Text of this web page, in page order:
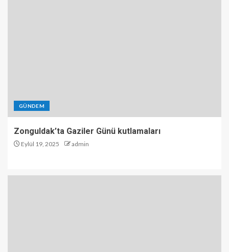
GÜNDEM
Zonguldak’ta Gaziler Günü kutlamaları
Eylül 19, 2025 admin